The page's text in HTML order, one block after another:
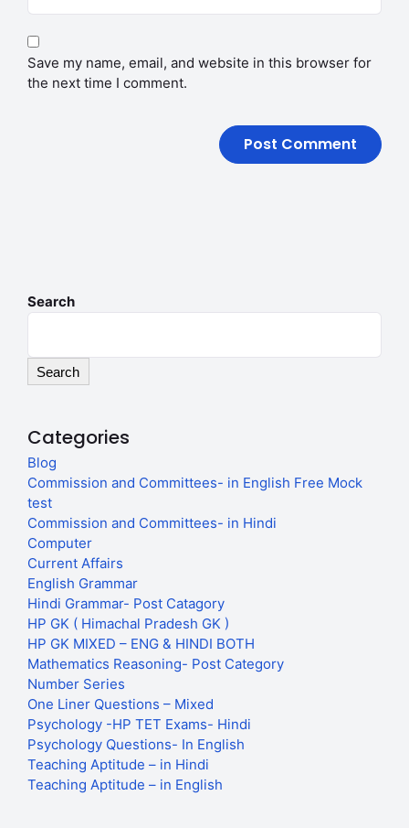
Save my name, email, and website in this browser for
the next time I comment.
Search
Search
Categories
Blog
Commission and Committees- in English Free Mock
test
Commission and Committees- in Hindi
Computer
Current Affairs
English Grammar
Hindi Grammar- Post Catagory
HP GK ( Himachal Pradesh GK )
HP GK MIXED – ENG & HINDI BOTH
Mathematics Reasoning- Post Category
Number Series
One Liner Questions – Mixed
Psychology -HP TET Exams- Hindi
Psychology Questions- In English
Teaching Aptitude – in Hindi
Teaching Aptitude – in English